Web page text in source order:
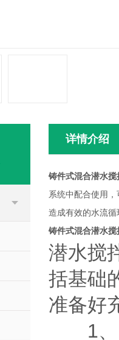
详情介绍
铸件式混合潜水搅
系统中配合使用
造成有效的水流
铸件式混合潜水搅
潜水搅
括基础
准备好
1、电